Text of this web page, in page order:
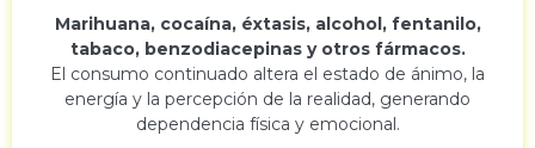
Marihuana, cocaína, éxtasis, alcohol, fentanilo,
tabaco, benzodiacepinas y otros fármacos.
El consumo continuado altera el estado de ánimo, la
energía y la percepción de la realidad, generando
dependencia física y emocional.